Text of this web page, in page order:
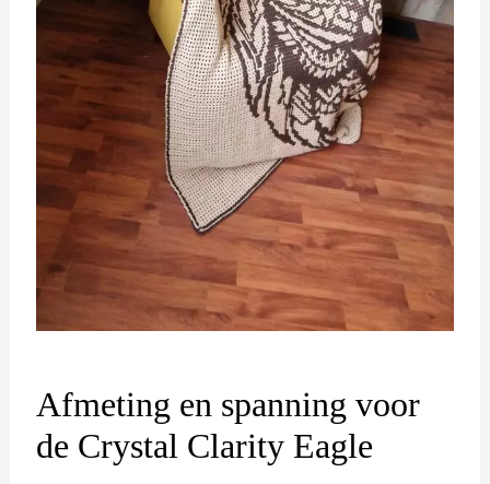
Afmeting en spanning voor
de Crystal Clarity Eagle